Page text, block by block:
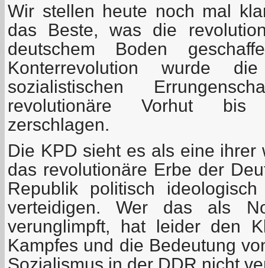
Wir stellen heute noch mal
das Beste, was die
deutschem Boden
Konterrevolution wurde
sozialistischen
revolutionäre Vorhut bis
zerschlagen.
Die KPD sieht es als eine ihrer
das revolutionäre Erbe der
Republik politisch
verteidigen. Wer das als
verunglimpft, hat leider den
Kampfes und die Bedeutung
Sozialismus in der DDR nicht